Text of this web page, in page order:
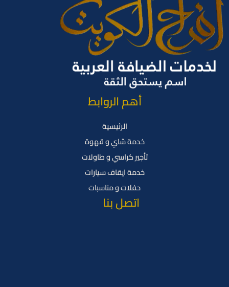
أهم الروابط
الرئيسية
خدمة شاي و قهوة
تأجير كراسي و طاولات
خدمة ايقاف سيارات
حفلات و مناسبات
اتصل بنا